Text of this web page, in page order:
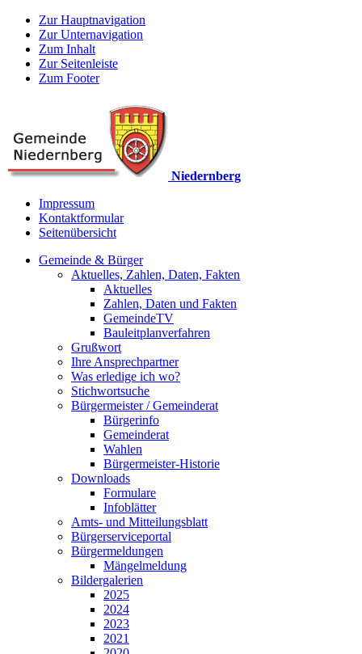
Zur Hauptnavigation
Zur Unternavigation
Zum Inhalt
Zur Seitenleiste
Zum Footer
Niedernberg
Impressum
Kontaktformular
Seitenübersicht
Gemeinde & Bürger
Aktuelles, Zahlen, Daten, Fakten
Aktuelles
Zahlen, Daten und Fakten
GemeindeTV
Bauleitplanverfahren
Grußwort
Ihre Ansprechpartner
Was erledige ich wo?
Stichwortsuche
Bürgermeister / Gemeinderat
Bürgerinfo
Gemeinderat
Wahlen
Bürgermeister-Historie
Downloads
Formulare
Infoblätter
Amts- und Mitteilungsblatt
Bürgerserviceportal
Bürgermeldungen
Mängelmeldung
Bildergalerien
2025
2024
2023
2021